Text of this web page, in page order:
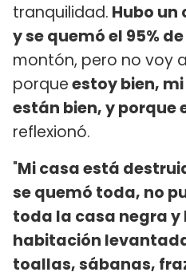
tranquilidad. Hubo un
y se quemó el 95%
montón, pero no voy
porqueestoy bien,
están bien, y porque
reflexionó.
"Mi casa está
se quemó toda, no
toda la casa negra y
habitación
toallas, sábanas,